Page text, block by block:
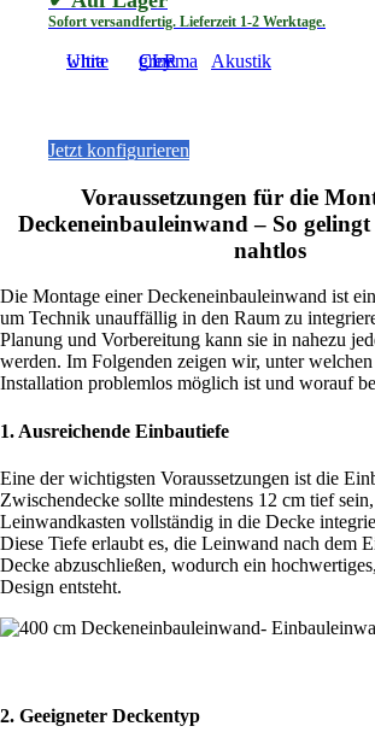
Produktseite
gewählt
werden
Sofort versandfertig. Lieferzeit 1-2 Werktage.
Ultra white Cinema grey CLR Akustik
Jetzt konfigurieren
weist
mehrere
Varianten
Optionen
können
auf
der
Produktseite
werden
Voraussetzungen für die
Deckeneinbauleinwand – So
nahtlos
Die Montage einer Deckeneinbauleinwand ist
um Technik unauffällig in den Raum zu
Planung und Vorbereitung kann sie in nahezu
werden. Im Folgenden zeigen wir, unter
Installation problemlos möglich ist und worauf
1. Ausreichende Einbautiefe
Eine der wichtigsten Voraussetzungen ist die
Zwischendecke sollte mindestens 12 cm tief
Leinwandkasten vollständig in die Decke
Diese Tiefe erlaubt es, die Leinwand nach dem
Decke abzuschließen, wodurch ein
Design entsteht.
2. Geeigneter Deckentyp